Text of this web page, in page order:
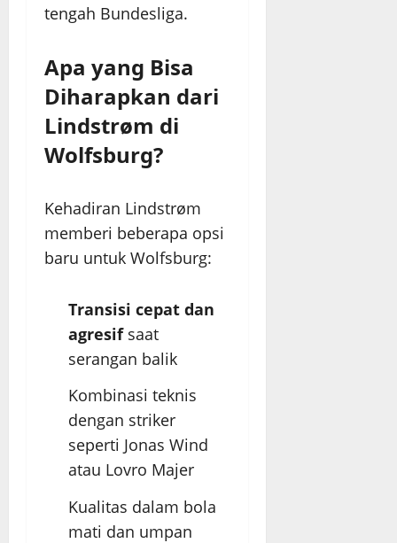
tengah Bundesliga.
Apa yang Bisa
Diharapkan dari
Lindstrøm di
Wolfsburg?
Kehadiran Lindstrøm
memberi beberapa opsi
baru untuk Wolfsburg:
Transisi cepat dan
agresifsaat
serangan balik
Kombinasi teknis
dengan striker
seperti Jonas Wind
atau Lovro Majer
Kualitas dalam bola
mati dan umpan